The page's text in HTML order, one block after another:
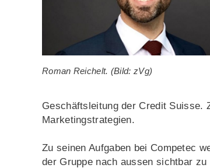
Roman Reichelt. (Bild: zVg)
Geschäftsleitung der Credit Suisse.
Marketingstrategien.
Zu seinen Aufgaben bei Competec
der Gruppe nach aussen sichtbar